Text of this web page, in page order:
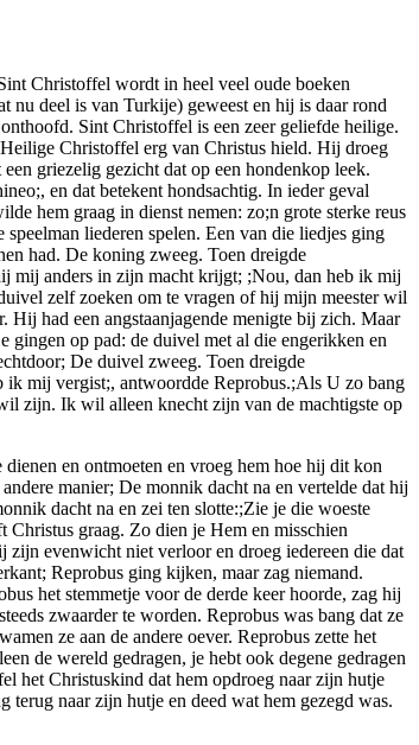
Christoffel wordt in heel veel oude boeken
nu deel is van Turkije) geweest en hij is daar rond
Sint Christoffel is een zeer geliefde heilige.
Christoffel erg van Christus hield. Hij droeg
griezelig gezicht dat op een hondenkop leek.
en dat betekent hondsachtig. In ieder geval
hem graag in dienst nemen: zo;n grote sterke reus
liederen spelen. Een van die liedjes ging
had. De koning zweeg. Toen dreigde
mij anders in zijn macht krijgt; ;Nou, dan heb ik mij
zelf zoeken om te vragen of hij mijn meester wil
had een angstaanjagende menigte bij zich. Maar
op pad: de duivel met al die engerikken en
De duivel zweeg. Toen dreigde
ik mij vergist;, antwoordde Reprobus.;Als U zo bang
zijn. Ik wil alleen knecht zijn van de machtigste op
en ontmoeten en vroeg hem hoe hij dit kon
manier; De monnik dacht na en vertelde dat hij
dacht na en zei ten slotte:;Zie je die woeste
Christus graag. Zo dien je Hem en misschien
evenwicht niet verloor en droeg iedereen die dat
Reprobus ging kijken, maar zag niemand.
het stemmetje voor de derde keer hoorde, zag hij
zwaarder te worden. Reprobus was bang dat ze
ze aan de andere oever. Reprobus zette het
de wereld gedragen, je hebt ook degene gedragen
het Christuskind dat hem opdroeg naar zijn hutje
terug naar zijn hutje en deed wat hem gezegd was.